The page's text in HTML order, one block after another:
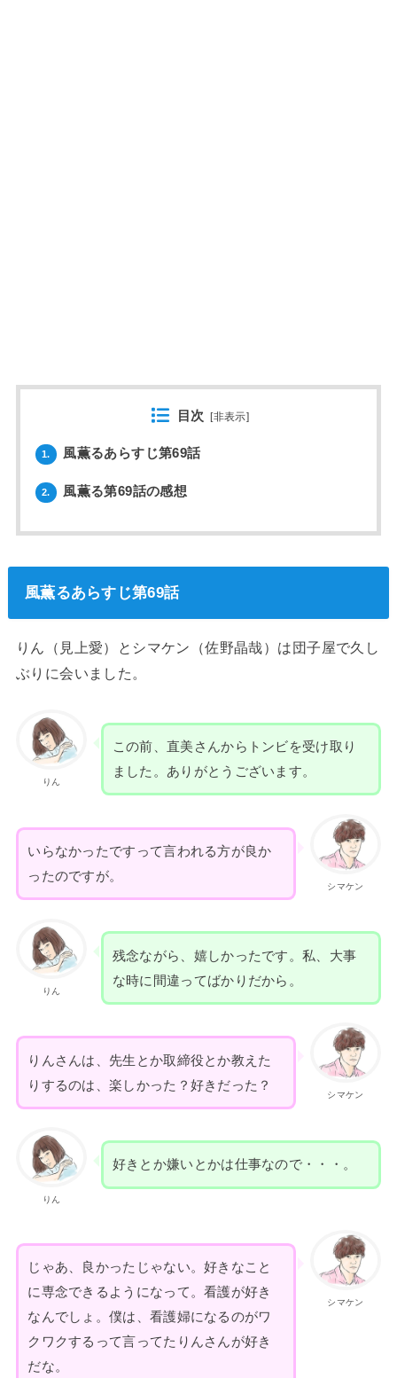
目次 [非表示]
1. 風薫るあらすじ第69話
2. 風薫る第69話の感想
風薫るあらすじ第69話
りん（見上愛）とシマケン（佐野晶哉）は団子屋で久し
ぶりに会いました。
りん
この前、直美さんからトンビを受け取り
ました。ありがとうございます。
シマケン
いらなかったですって言われる方が良か
ったのですが。
りん
残念ながら、嬉しかったです。私、大事
な時に間違ってばかりだから。
シマケン
りんさんは、先生とか取締役とか教えた
りするのは、楽しかった？好きだった？
りん
好きとか嫌いとかは仕事なので・・・。
シマケン
じゃあ、良かったじゃない。好きなこと
に専念できるようになって。看護が好き
なんでしょ。僕は、看護婦になるのがワ
クワクするって言ってたりんさんが好き
だな。